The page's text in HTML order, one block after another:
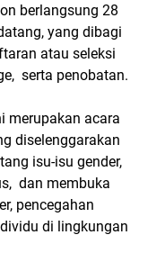
berlangsung 28
yang dibagi
atau seleksi
serta penobatan.
merupakan acara
diselenggarakan
isu-isu gender,
dan membuka
pencegahan
di lingkungan